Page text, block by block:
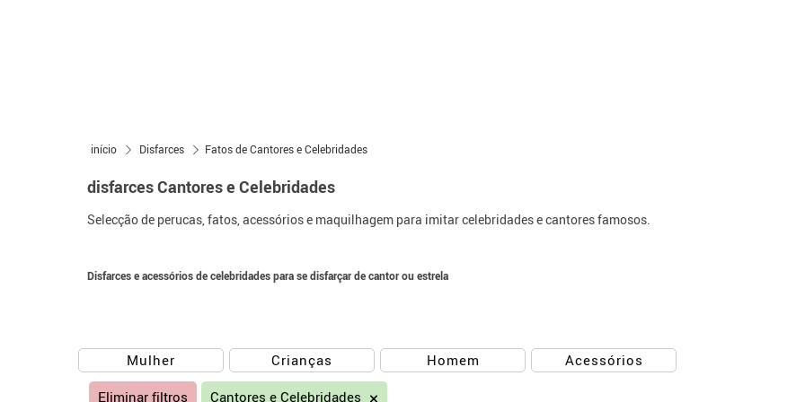
início Disfarces Fatos de Cantores e Celebridades
disfarces Cantores e Celebridades
Selecção de perucas, fatos, acessórios e maquilhagem para imitar celebridades e cantores famosos.
Disfarces e acessórios de celebridades para se disfarçar de cantor ou estrela
Mulher Crianças Homem Acessórios
Eliminar filtros Cantores e Celebridades